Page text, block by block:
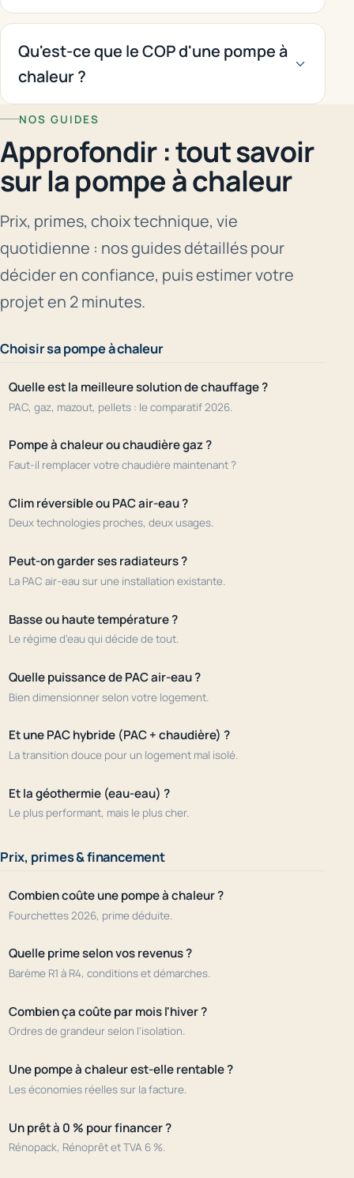
Qu'est-ce que le COP d'une pompe à
chaleur ?
NOS GUIDES
Approfondir : tout savoir
sur la pompe à chaleur
Prix, primes, choix technique, vie
quotidienne : nos guides détaillés pour
décider en confiance, puis estimer votre
projet en 2 minutes.
Choisir sa pompe à chaleur
Quelle est la meilleure solution de chauffage ?
PAC, gaz, mazout, pellets : le comparatif 2026.
Pompe à chaleur ou chaudière gaz ?
Faut-il remplacer votre chaudière maintenant ?
Clim réversible ou PAC air-eau ?
Deux technologies proches, deux usages.
Peut-on garder ses radiateurs ?
La PAC air-eau sur une installation existante.
Basse ou haute température ?
Le régime d'eau qui décide de tout.
Quelle puissance de PAC air-eau ?
Bien dimensionner selon votre logement.
Et une PAC hybride (PAC + chaudière) ?
La transition douce pour un logement mal isolé.
Et la géothermie (eau-eau) ?
Le plus performant, mais le plus cher.
Prix, primes & financement
Combien coûte une pompe à chaleur ?
Fourchettes 2026, prime déduite.
Quelle prime selon vos revenus ?
Barème R1 à R4, conditions et démarches.
Combien ça coûte par mois l'hiver ?
Ordres de grandeur selon l'isolation.
Une pompe à chaleur est-elle rentable ?
Les économies réelles sur la facture.
Un prêt à 0 % pour financer ?
Rénopack, Rénoprêt et TVA 6 %.